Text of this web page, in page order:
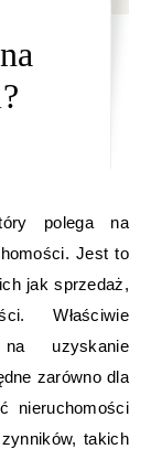
polega na
Jest to
jak sprzedaż,
Właściwie
uzyskanie
zarówno dla
nieruchomości
takich